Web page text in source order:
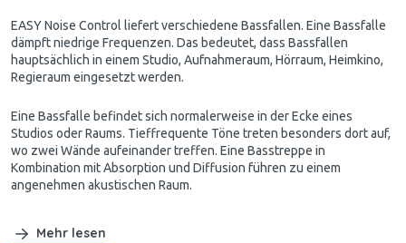
EASY Noise Control liefert verschiedene Bassfallen. Eine Bassfalle
dämpft niedrige Frequenzen. Das bedeutet, dass Bassfallen
hauptsächlich in einem Studio, Aufnahmeraum, Hörraum, Heimkino,
Regieraum eingesetzt werden.
Eine Bassfalle befindet sich normalerweise in der Ecke eines
Studios oder Raums. Tieffrequente Töne treten besonders dort auf,
wo zwei Wände aufeinander treffen. Eine Basstreppe in
Kombination mit Absorption und Diffusion führen zu einem
angenehmen akustischen Raum.
Mehr lesen